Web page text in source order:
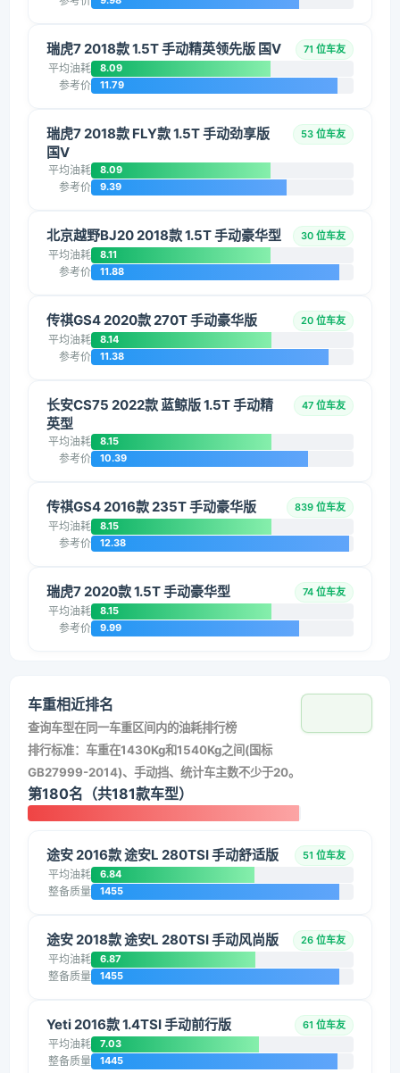
瑞虎7 2018款 1.5T 手动精英领先版 国V 71 位车友
平均油耗 8.09
参考价 11.79
瑞虎7 2018款 FLY款 1.5T 手动劲享版
国V
53 位车友
平均油耗 8.09
参考价 9.39
北京越野BJ20 2018款 1.5T 手动豪华型 30 位车友
平均油耗 8.11
参考价 11.88
传祺GS4 2020款 270T 手动豪华版 20 位车友
平均油耗 8.14
参考价 11.38
长安CS75 2022款 蓝鲸版 1.5T 手动精
英型
47 位车友
平均油耗 8.15
参考价 10.39
传祺GS4 2016款 235T 手动豪华版 839 位车友
平均油耗 8.15
参考价 12.38
瑞虎7 2020款 1.5T 手动豪华型 74 位车友
平均油耗 8.15
参考价 9.99
车重相近排名
查询车型在同一车重区间内的油耗排行榜
排行标准：车重在1430Kg和1540Kg之间(国标
GB27999-2014)、手动挡、统计车主数不少于20。
第180名（共181款车型）
途安 2016款 途安L 280TSI 手动舒适版 51 位车友
平均油耗 6.84
整备质量 1455
途安 2018款 途安L 280TSI 手动风尚版 26 位车友
平均油耗 6.87
整备质量 1455
Yeti 2016款 1.4TSI 手动前行版 61 位车友
平均油耗 7.03
整备质量 1445